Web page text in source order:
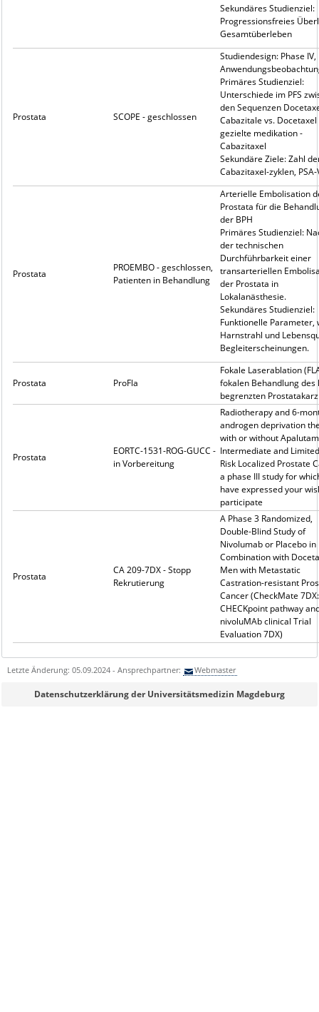
Sekundäres Studienziel:
Progressionsfreies
Gesamtüberleben
Prostata SCOPE - geschlossen
Studiendesign: Phase IV,
Primäres Studienziel:
Unterschiede im PFS
den Sequenzen
Cabazitale vs. Docetaxel
gezielte medikation -
Cabazitaxel
Sekundäre Ziele: Zahl
Cabazitaxel-zyklen,
Prostata
PROEMBO - geschlossen,
Patienten in Behandlung
Arterielle Embolisation
Prostata für die
der BPH
Primäres Studienziel:
der technischen
Durchführbarkeit einer
transarteriellen
der Prostata in
Lokalanästhesie.
Sekundäres Studienziel:
Funktionelle Parameter,
Harnstrahl und
Begleiterscheinungen.
Prostata ProFla
Fokale Laserablation
fokalen Behandlung des
begrenzten
Prostata
EORTC-1531-ROG-GUCC -
in Vorbereitung
Radiotherapy and 6-
androgen deprivation
with or without
Intermediate and
Risk Localized Prostate
a phase III study for
have expressed your
participate
Prostata
CA 209-7DX - Stopp
Rekrutierung
A Phase 3 Randomized,
Double-Blind Study of
Nivolumab or Placebo in
Combination with
Men with Metastatic
Castration-resistant
Cancer (CheckMate 7DX:
CHECKpoint pathway
nivoluMAb clinical Trial
Evaluation 7DX)
Letzte Änderung: 05.09.2024 - Ansprechpartner: Webmaster
Datenschutzerklärung der Universitätsmedizin Magdeburg